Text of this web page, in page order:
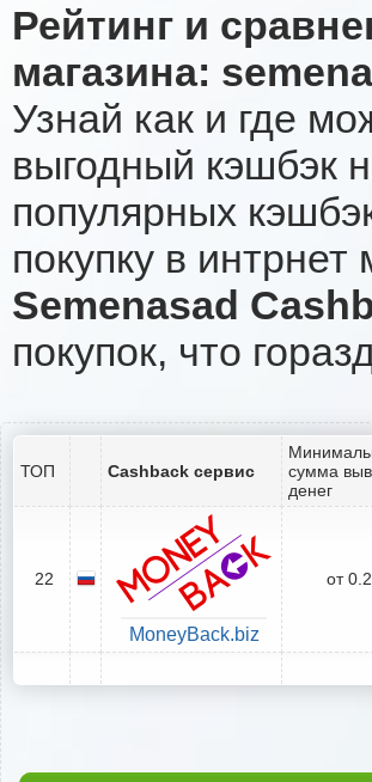
Рейтинг и
магазина:
Узнай как и где
выгодный кэшбэк
популярных
покупку в
Semenasad
покупок, что
ТОП Cashback сервис
сумма
денег
22
MoneyBack.biz
от